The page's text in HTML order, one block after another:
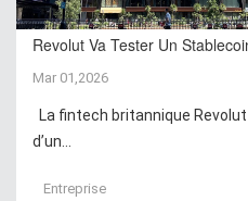
Revolut Va Tester Un
Mar 01,2026
La fintech britannique
d’un...
Entreprise